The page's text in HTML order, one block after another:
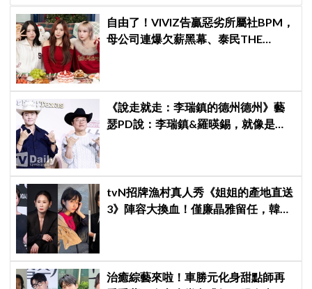
自由了！VIVIZ告贏惡劣所屬社BPM，
母公司連爆欠薪黑幕、泰民THE
《說走就走：李瑞鎮的德州德州》藝
瑟PD說：李瑞鎮&羅暎錫，就像是浪
tvN招牌漁村真人秀《姐姐的產地直送
3》陣容大換血！僅廉晶雅留任，韓媒
治癒綜藝來啦！車勝元化身甜點師再